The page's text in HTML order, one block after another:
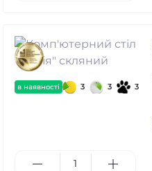
в наявності 3 3 3